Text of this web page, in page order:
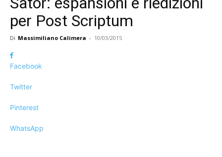
per Post Scriptum
Di Massimiliano Calimera - 10/03/2015
Facebook
Twitter
Pinterest
WhatsApp